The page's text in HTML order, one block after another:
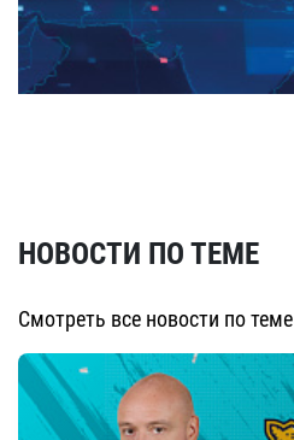
НОВОСТИ ПО ТЕМЕ
Смотреть все новости по теме